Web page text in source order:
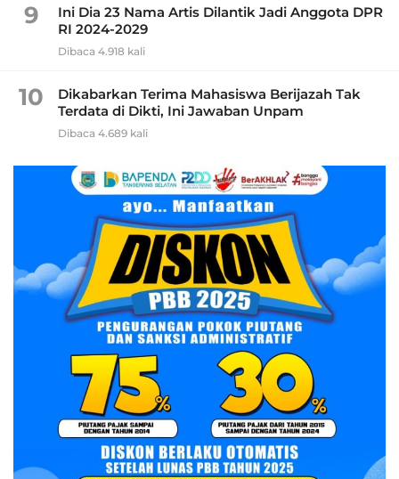
9
Ini Dia 23 Nama Artis Dilantik Jadi Anggota DPR
RI 2024-2029
Dibaca 4.918 kali
10
Dikabarkan Terima Mahasiswa Berijazah Tak
Terdata di Dikti, Ini Jawaban Unpam
Dibaca 4.689 kali